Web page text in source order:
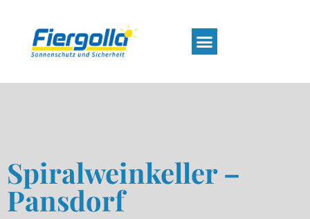
Spiralweinkeller –
Pansdorf